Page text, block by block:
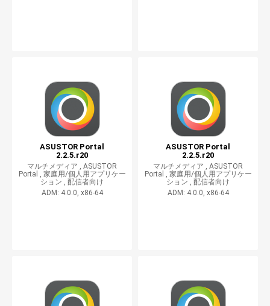
ASUSTOR Portal
2.2.5.r20
マルチメディア , ASUSTOR
Portal , 家庭用/個人用アプリケー
ション , 配信者向け
ADM: 4.0.0, x86-64
ASUSTOR Portal
2.2.5.r20
マルチメディア , ASUSTOR
Portal , 家庭用/個人用アプリケー
ション , 配信者向け
ADM: 4.0.0, x86-64